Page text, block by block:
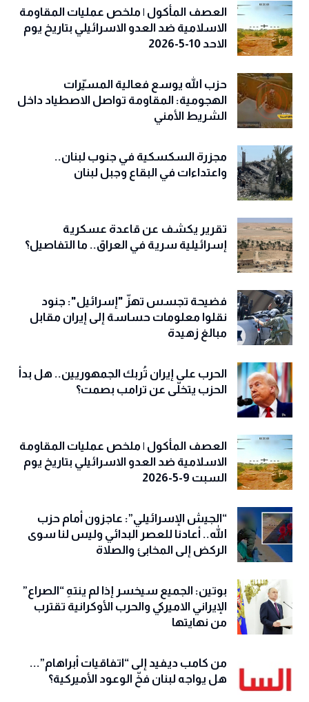
العصف المأكول | ملخص عمليات المقاومة
الاسلامية ضد العدو الاسرائيلي بتاريخ يوم
الاحد 10-5-2026
حزب الله يوسع فعالية المسيّرات
الهجومية: المقاومة تواصل الاصطياد داخل
الشريط الأمني
مجزرة السكسكية في جنوب لبنان..
واعتداءات في البقاع وجبل لبنان
تقرير يكشف عن قاعدة عسكرية
إسرائيلية سرية في العراق.. ما التفاصيل؟
فضيحة تجسس تهزّ "إسرائيل": جنود
نقلوا معلومات حساسة إلى إيران مقابل
مبالغ زهيدة
الحرب على إيران تُربك الجمهوريين.. هل بدأ
الحزب يتخلّى عن ترامب بصمت؟
العصف المأكول | ملخص عمليات المقاومة
الاسلامية ضد العدو الاسرائيلي بتاريخ يوم
السبت 9-5-2026
“الجيش الإسرائيلي”: عاجزون أمام حزب
الله.. أعادنا للعصر البدائي وليس لنا سوى
الركض إلى المخابئ والصلاة
بوتين: الجميع سيخسر إذا لم ينتهِ “الصراع”
الإيراني الاميركي والحرب الأوكرانية تقترب
من نهايتها
من كامب ديفيد إلى “اتفاقيات أبراهام”...
هل يواجه لبنان فخّ الوعود الأميركية؟